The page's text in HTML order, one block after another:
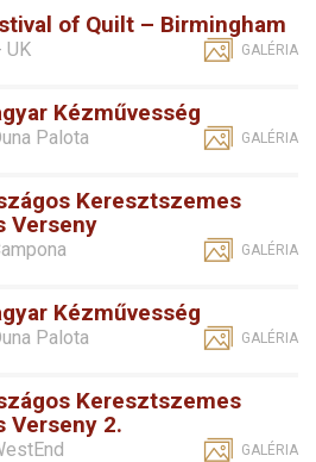
of Quilt – Birmingham
UK GALÉRIA
Kézművesség
Palota GALÉRIA
Keresztszemes
Verseny
GALÉRIA
Kézművesség
Palota GALÉRIA
Keresztszemes
Verseny 2.
GALÉRIA